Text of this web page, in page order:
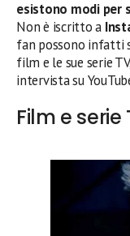
esistono modi per
Non è iscritto a
fan possono infatti
film e le sue serie
intervista su
Film e serie